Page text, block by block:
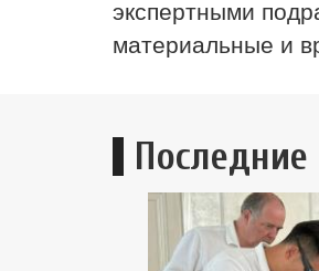
экспертными
материальные и
Последние